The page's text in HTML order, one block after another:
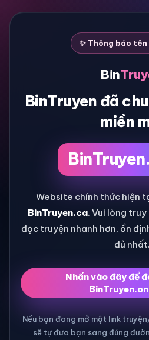
✨ Thông báo tên
Bin
BinTruyen đã
miền
Website chính thức hiện
BinTruyen.ca. Vui lòng
đọc truyện nhanh hơn, ổn
đủ nhất.
Nhấn vào đây để
Nếu bạn đang mở một link
sẽ tự đưa bạn sang đúng